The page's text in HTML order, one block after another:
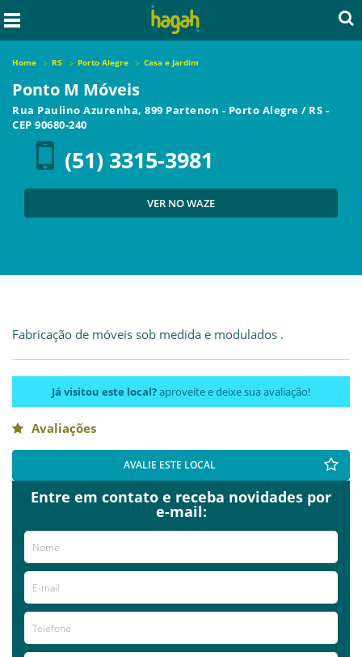
Home RS Porto Alegre Casa e Jardim
Ponto M Móveis
Rua Paulino Azurenha, 899 Partenon - Porto Alegre / RS -
CEP 90680-240
(51) 3315-3981
VER NO WAZE
Fabricação de móveis sob medida e modulados .
Já visitou este local?aproveite e deixe sua avaliação!
Avaliações
AVALIE ESTE LOCAL
Entre em contato e receba novidades por
e-mail: